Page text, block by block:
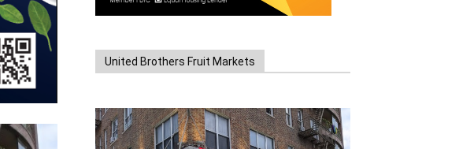
United Brothers Fruit Markets